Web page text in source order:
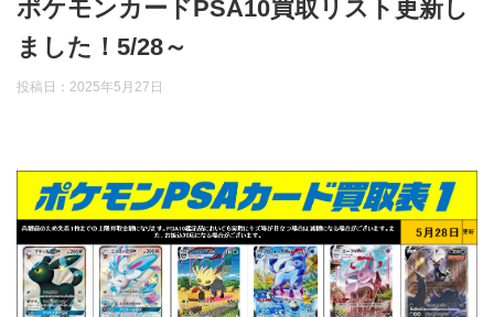
ポケモンカードPSA10買取リスト更新し
ました！5/28～
投稿日： 2025年5月27日